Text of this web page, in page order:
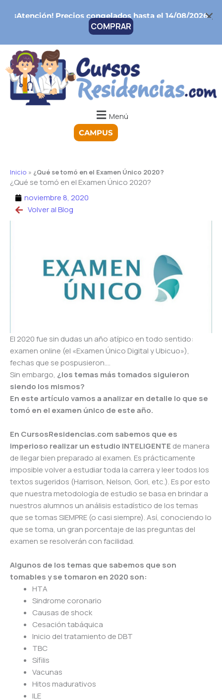
¡Atención!Precios congelados hasta el 14/08/2026
COMPRAR
Menú
CAMPUS
Inicio » ¿Qué se tomó en el Examen Único 2020?
¿Qué se tomó en el Examen Único 2020?
noviembre 8, 2020
Volver al Blog
El 2020 fue sin dudas un año atípico en todo sentido:
examen online (el «Examen Único Digital y Ubicuo»),
fechas que se pospusieron….
Sin embargo, ¿los temas más tomados siguieron
siendo los mismos?
En este artículo vamos a analizar en detalle lo que se
tomó en el examen único de este año.
En CursosResidencias.com sabemos que es
imperioso realizar un estudio INTELIGENTE de manera
de llegar bien preparado al examen. Es prácticamente
imposible volver a estudiar toda la carrera y leer todos los
textos sugeridos (Harrison, Nelson, Gori, etc.). Es por esto
que nuestra metodología de estudio se basa en brindar a
nuestros alumnos un análisis estadístico de los temas
que se tomas SIEMPRE (o casi siempre). Así, conociendo lo
que se toma, un gran porcentaje de las preguntas del
examen se resolverán con facilidad.
Algunos de los temas que sabemos que son
tomables y se tomaron en 2020 son:
HTA
Sindrome coronario
Causas de shock
Cesación tabáquica
Inicio del tratamiento de DBT
TBC
Sífilis
Vacunas
Hitos madurativos
ILE